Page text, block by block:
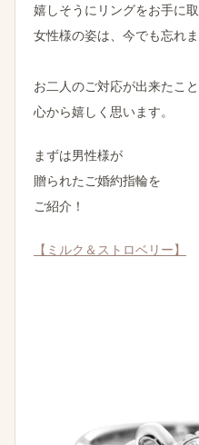
嬉しそうにリングをお手に
女性様の姿は、今でも忘れま
お二人のご対応が出来たこと
心から嬉しく思います。
まずは男性様が
贈られたご婚約指輪を
ご紹介！
【ミルク＆ストロベリー】